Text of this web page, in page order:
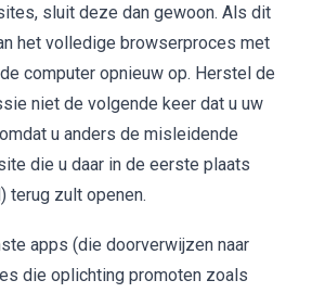
sluit deze dan gewoon. Als dit
het volledige browserproces met
computer opnieuw op. Herstel de
niet de volgende keer dat u uw
u anders de misleidende
die u daar in de eerste plaats
terug zult openen.
apps (die doorverwijzen naar
die oplichting promoten zoals